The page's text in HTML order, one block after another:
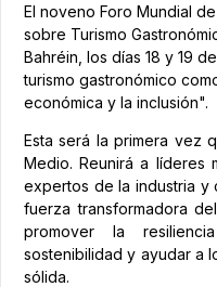
El noveno Foro Mundial
sobre Turismo
Bahréin, los días 18 y 19
turismo gastronómico
económica y la inclusión".
Esta será la primera vez
Medio. Reunirá a líderes
expertos de la industria y
fuerza transformadora
promover la
sostenibilidad y ayudar a
sólida.